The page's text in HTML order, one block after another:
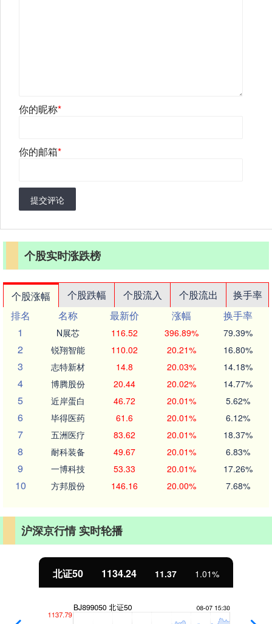
你的昵称*
你的邮箱*
提交评论
个股实时涨跌榜
个股涨幅 个股跌幅 个股流入 个股流出
换手率
排名
名称 最新价 涨幅
换手率
1
N展芯 116.52 396.89% 79.39%
2 锐翔智能 110.02 20.21% 16.80%
3 志特新材 14.8 20.03% 14.18%
4 博腾股份 20.44 20.02% 14.77%
5 近岸蛋白 46.72 20.01% 5.62%
6 毕得医药 61.6 20.01% 6.12%
7 五洲医疗 83.62 20.01% 18.37%
8 耐科装备 49.67 20.01% 6.83%
9 一博科技 53.33 20.01% 17.26%
10 方邦股份 146.16 20.00% 7.68%
沪深京行情 实时轮播
北证50 1134.24 11.37 1.01%